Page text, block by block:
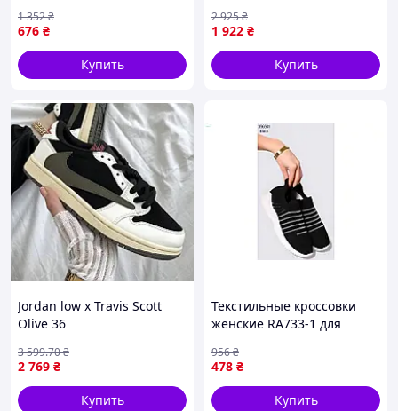
носки ТМ PROGRESS
арт.3941
676 ₴
1 352₴
Купить
1 922 ₴
2 925₴
Купить
Jordan low x Travis Scott
Olive 36
2 769 ₴
3 599.70₴
Купить
Текстильные кроссовки
женские RA733-1 для
повседневной носки
478 ₴
956₴
Купить